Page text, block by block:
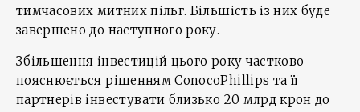
тимчасових митних пільг. Більшість із них буде
завершено до наступного року.
Збільшення інвестицій цього року частково
пояснюється рішенням ConocoPhillips та її
партнерів інвестувати близько 20 млрд крон до